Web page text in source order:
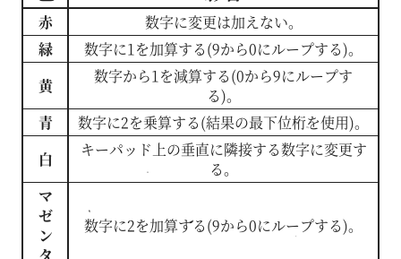
赤
数字に変更は加えない。
緑
数字に1を加算する(9から0にループする)。
黄
数字から1を減算する(0から9にループす
る)。
青
数字に2を乗算する(結果の最下位桁を使用)。
白
キーパッド上の垂直に隣接する数字に変更す
る。
マ
ゼ
ン
数字に2を加算する(9から0にループする)。